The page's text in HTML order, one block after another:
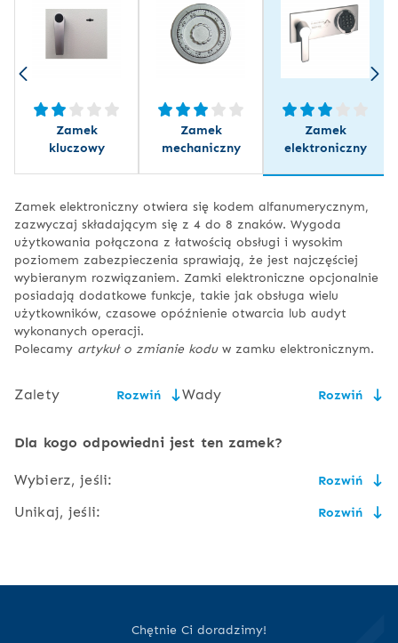
Zamek
kluczowy
Zamek
mechaniczny
Zamek
elektroniczny
Zamek elektroniczny otwiera się kodem alfanumerycznym,
zazwyczaj składającym się z 4 do 8 znaków. Wygoda
użytkowania połączona z łatwością obsługi i wysokim
poziomem zabezpieczenia sprawiają, że jest najczęściej
wybieranym rozwiązaniem. Zamki elektroniczne opcjonalnie
posiadają dodatkowe funkcje, takie jak obsługa wielu
użytkowników, czasowe opóźnienie otwarcia lub audyt
wykonanych operacji.
Polecamy artykuł o zmianie koduw zamku elektronicznym.
Zalety Rozwiń
łatwość obsługi,
bezpieczeństwa
dla więcej, niż jednego
Wady Rozwiń
konieczność wymiany baterii,
przez osobę niepowołaną lub
Dla kogo odpowiedni jest ten zamek?
Wybierz, jeśli: Rozwiń
nie lubisz nosić kluczy, a kolejny kod alfanumeryczny do
Unikaj, jeśli: Rozwiń
zapamiętania,
Chętnie Ci doradzimy!